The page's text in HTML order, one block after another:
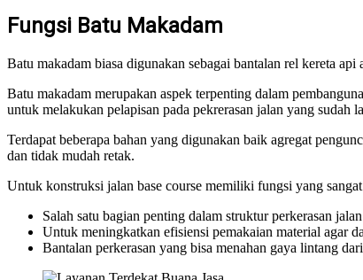
Fungsi Batu Makadam
Batu makadam biasa digunakan sebagai bantalan rel kereta
Batu makadam merupakan aspek terpenting dalam
untuk melakukan pelapisan pada pekrerasan jalan yang sudah
Terdapat beberapa bahan yang digunakan baik agregat
dan tidak mudah retak.
Untuk konstruksi jalan base course memiliki fungsi yang
Salah satu bagian penting dalam struktur perkerasan
Untuk meningkatkan efisiensi pemakaian material agar
Bantalan perkerasan yang bisa menahan gaya lintang